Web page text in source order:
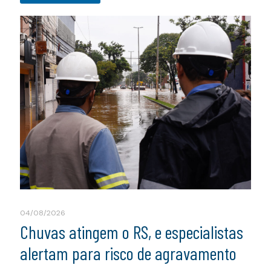
04/08/2026
Chuvas atingem o RS, e especialistas
alertam para risco de agravamento